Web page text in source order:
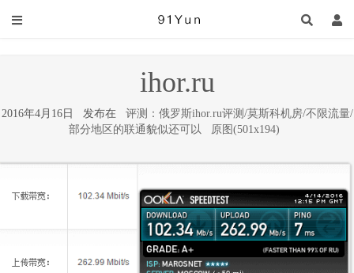
ihor.ru
2016年4月16日 发布在 评测：俄罗斯ihor.ru评测/莫斯科机房/不限流量/
部分地区的联通貌似还可以
原图(501x194)